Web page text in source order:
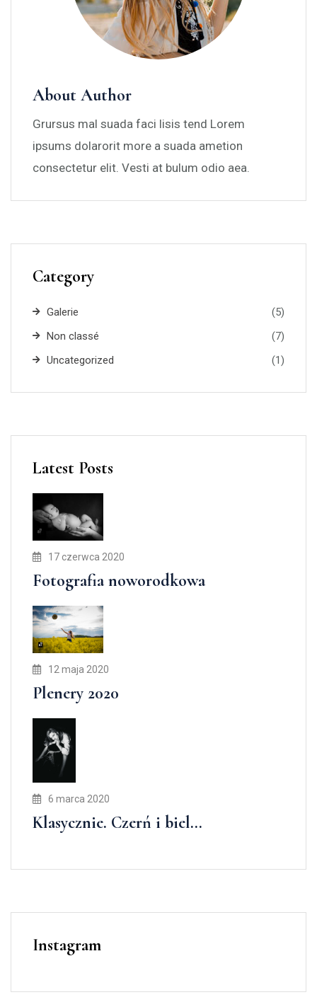
About Author
Grursus mal suada faci lisis tend Lorem
ipsums dolarorit more a suada ametion
consectetur elit. Vesti at bulum odio aea.
Category
Galerie
(5)
Non classé
(7)
Uncategorized
(1)
Latest Posts
17 czerwca 2020
Fotografia noworodkowa
12 maja 2020
Plenery 2020
6 marca 2020
Klasycznie. Czerń i biel…
Instagram